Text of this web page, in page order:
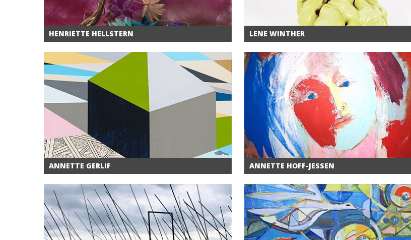
HENRIETTE HELLSTERN LENE WINTHER
ANNETTE GERLIF ANNETTE HOFF-JESSEN